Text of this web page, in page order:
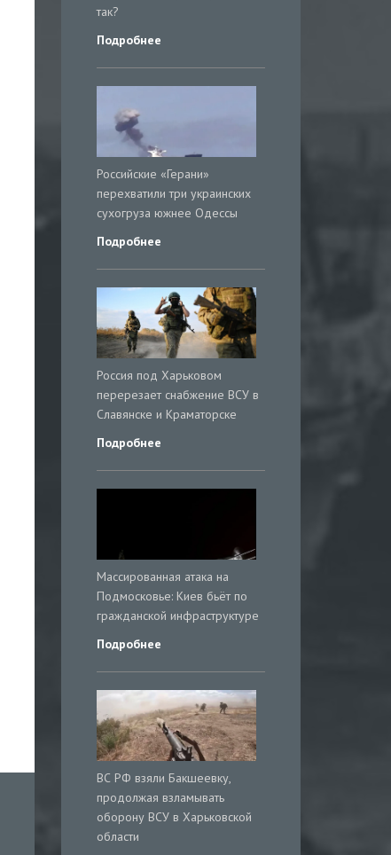
так?
Подробнее
Российские «Герани»
перехватили три украинских
сухогруза южнее Одессы
Подробнее
Россия под Харьковом
перерезает снабжение ВСУ в
Славянске и Краматорске
Подробнее
Массированная атака на
Подмосковье: Киев бьёт по
гражданской инфраструктуре
Подробнее
ВС РФ взяли Бакшеевку,
продолжая взламывать
оборону ВСУ в Харьковской
области